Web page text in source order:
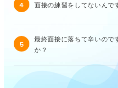
4 面接の練習をしてないんで
5
最終面接に落ちて辛いので
か？